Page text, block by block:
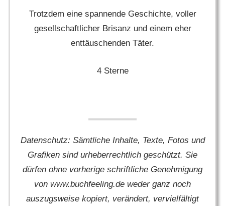
Trotzdem eine spannende Geschichte, voller
gesellschaftlicher Brisanz und einem eher
enttäuschenden Täter.
4 Sterne
Datenschutz: Sämtliche Inhalte, Texte, Fotos und
Grafiken sind urheberrechtlich geschützt. Sie
dürfen ohne vorherige schriftliche Genehmigung
von www.buchfeeling.de weder ganz noch
auszugsweise kopiert, verändert, vervielfältigt